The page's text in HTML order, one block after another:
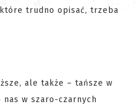
trudno opisać, trzeba
ale także – tańsze w
w szaro-czarnych